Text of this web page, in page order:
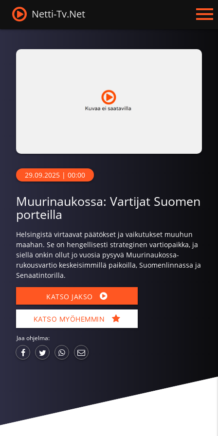
Netti-Tv.Net
29.09.2025 | 00:00
Muurinaukossa: Vartijat Suomen
porteilla
Helsingistä virtaavat päätökset ja vaikutukset muuhun
maahan. Se on hengellisesti strateginen vartiopaikka, ja
siellä onkin ollut jo vuosia pysyvä Muurinaukossa-
rukousvartio keskeisimmillä paikoilla, Suomenlinnassa ja
Senaatintorilla.
KATSO JAKSO
KATSO MYÖHEMMIN
Jaa ohjelma: